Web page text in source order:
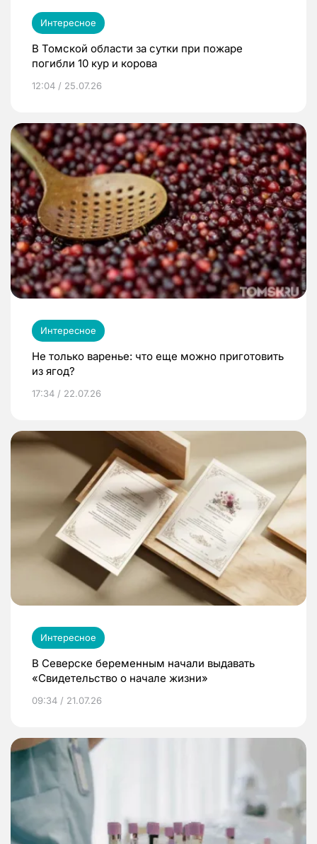
Интересное
В Томской области за сутки при пожаре
погибли 10 кур и корова
12:04 / 25.07.26
Интересное
Не только варенье: что еще можно приготовить
из ягод?
17:34 / 22.07.26
Интересное
В Северске беременным начали выдавать
«Свидетельство о начале жизни»
09:34 / 21.07.26